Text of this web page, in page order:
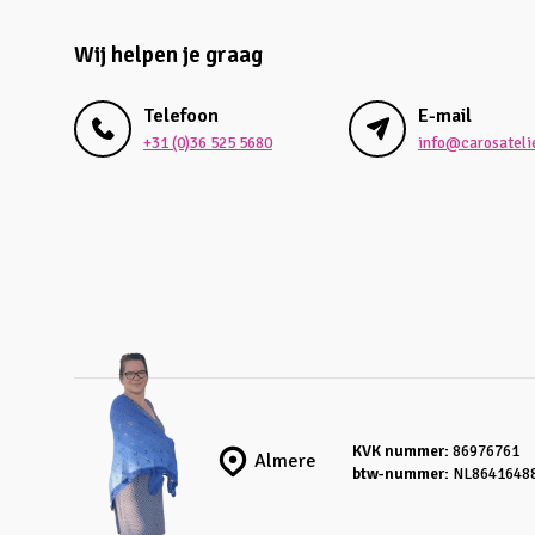
Wij helpen je graag
Telefoon
+31 (0)36 525 5680
E-mail
Almere KVK nummer: 86976761
btw-nummer: